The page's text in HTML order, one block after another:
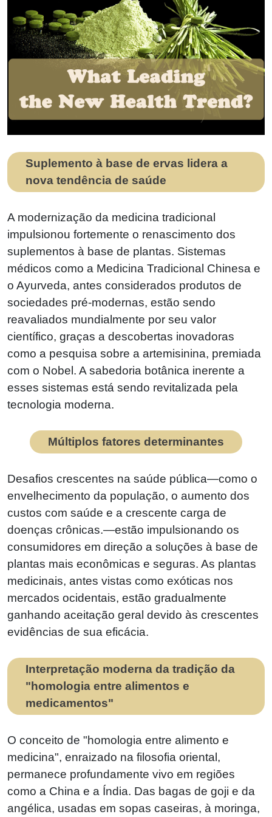
Suplemento à base de ervas lidera a
nova tendência de saúde
A modernização da medicina tradicional
impulsionou fortemente o renascimento dos
suplementos à base de plantas. Sistemas
médicos como a Medicina Tradicional Chinesa e
o Ayurveda, antes considerados produtos de
sociedades pré-modernas, estão sendo
reavaliados mundialmente por seu valor
científico, graças a descobertas inovadoras
como a pesquisa sobre a artemisinina, premiada
com o Nobel. A sabedoria botânica inerente a
esses sistemas está sendo revitalizada pela
tecnologia moderna.
Múltiplos fatores determinantes
Desafios crescentes na saúde pública—como o
envelhecimento da população, o aumento dos
custos com saúde e a crescente carga de
doenças crônicas.—estão impulsionando os
consumidores em direção a soluções à base de
plantas mais econômicas e seguras. As plantas
medicinais, antes vistas como exóticas nos
mercados ocidentais, estão gradualmente
ganhando aceitação geral devido às crescentes
evidências de sua eficácia.
Interpretação moderna da tradição da
"homologia entre alimentos e
medicamentos"
O conceito de "homologia entre alimento e
medicina", enraizado na filosofia oriental,
permanece profundamente vivo em regiões
como a China e a Índia. Das bagas de goji e da
angélica, usadas em sopas caseiras, à moringa,